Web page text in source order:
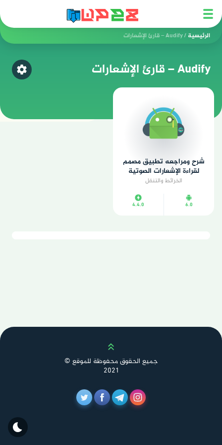
الرئيسية /Audify – قارئ الإشعارات
Audify – قارئ الإشعارات اختر
شرح ومراجعه تطبيق مصمم
لقراءة الإشعارات الصوتية
الخرائط والتنقل
6.0
4.4.0
Scroll up
جميع الحقوق محفوظة للموقع ©
2021